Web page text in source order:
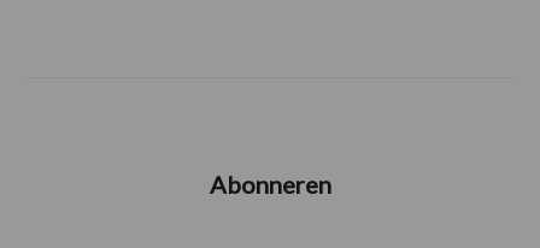
Abonneren